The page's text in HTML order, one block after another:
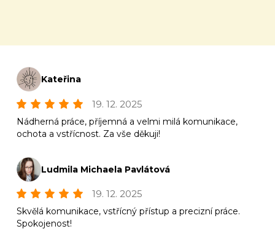
Kateřina
19. 12. 2025
Nádherná práce, příjemná a velmi milá komunikace,
ochota a vstřícnost. Za vše děkuji!
Ludmila Michaela Pavlátová
19. 12. 2025
Skvělá komunikace, vstřícný přístup a precizní práce.
Spokojenost!